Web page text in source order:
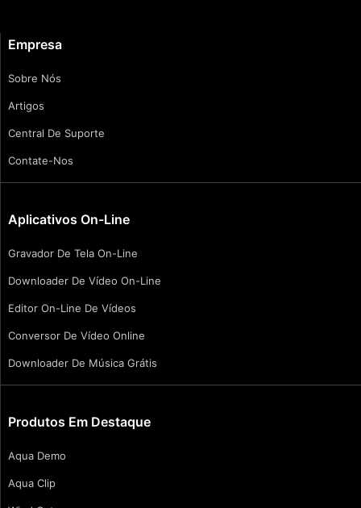
Empresa
Sobre Nós
Artigos
Central De Suporte
Contate-Nos
Aplicativos On-Line
Gravador De Tela On-Line
Downloader De Vídeo On-Line
Editor On-Line De Vídeos
Conversor De Vídeo Online
Downloader De Música Grátis
Produtos Em Destaque
Aqua Demo
Aqua Clip